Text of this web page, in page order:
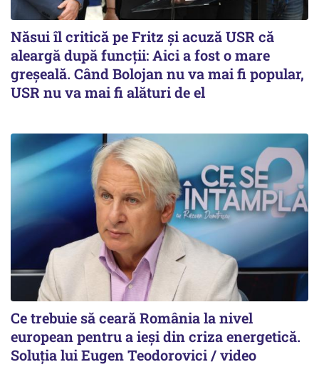
Năsui îl critică pe Fritz și acuză USR că
aleargă după funcții: Aici a fost o mare
greșeală. Când Bolojan nu va mai fi popular,
USR nu va mai fi alături de el
Ce trebuie să ceară România la nivel
european pentru a ieși din criza energetică.
Soluția lui Eugen Teodorovici / video